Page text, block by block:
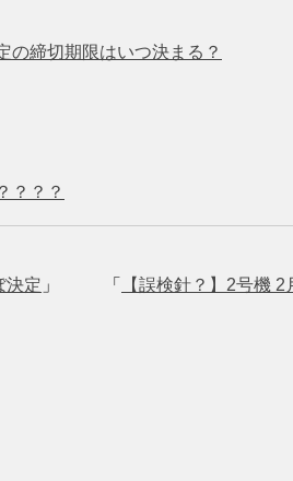
の締切期限はいつ決まる？
？？？
「 【誤検針？】2号機
決定 」